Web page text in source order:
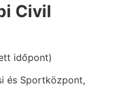
Civil
időpont)
és Sportközpont,